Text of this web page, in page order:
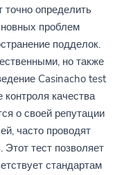
точно определить
проблем
подделок.
но также
Casinacho test
качества
о своей репутации
часто проводят
тест позволяет
стандартам